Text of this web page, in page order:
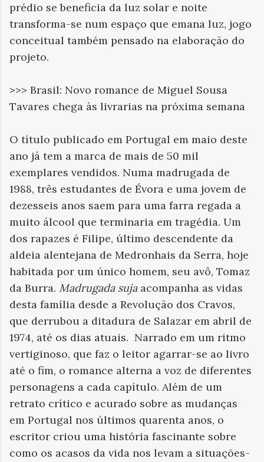
prédio se beneficia da luz solar e noite
transforma-se num espaço que emana luz, jogo
conceitual também pensado na elaboração do
projeto.
>>> Brasil: Novo romance de Miguel Sousa
Tavares chega às livrarias na próxima semana
O título publicado em Portugal em maio deste
ano já tem a marca de mais de 50 mil
exemplares vendidos. Numa madrugada de
1988, três estudantes de Évora e uma jovem de
dezesseis anos saem para uma farra regada a
muito álcool que terminaria em tragédia. Um
dos rapazes é Filipe, último descendente da
aldeia alentejana de Medronhais da Serra, hoje
habitada por um único homem, seu avô, Tomaz
da Burra. Madrugada sujaacompanha as vidas
desta família desde a Revolução dos Cravos,
que derrubou a ditadura de Salazar em abril de
1974, até os dias atuais. Narrado em um ritmo
vertiginoso, que faz o leitor agarrar-se ao livro
até o fim, o romance alterna a voz de diferentes
personagens a cada capítulo. Além de um
retrato crítico e acurado sobre as mudanças
em Portugal nos últimos quarenta anos, o
escritor criou uma história fascinante sobre
como os acasos da vida nos levam a situações-